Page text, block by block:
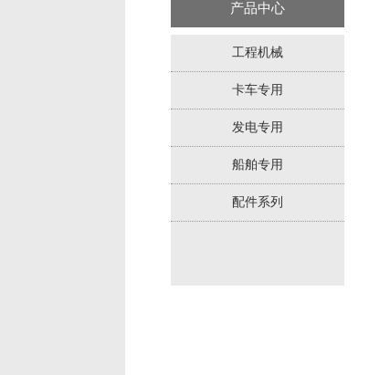
产品中心
工程机械
卡车专用
发电专用
船舶专用
配件系列